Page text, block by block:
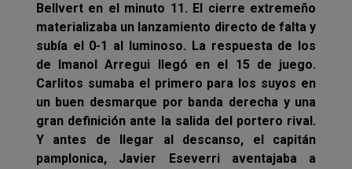
Bellvert en el minuto 11. El cierre extremeño
materializaba un lanzamiento directo de falta y
subía el 0-1 al luminoso. La respuesta de los
de Imanol Arregui llegó en el 15 de juego.
Carlitos sumaba el primero para los suyos en
un buen desmarque por banda derecha y una
gran definición ante la salida del portero rival.
Y antes de llegar al descanso, el capitán
pamplonica, Javier Eseverri aventajaba a